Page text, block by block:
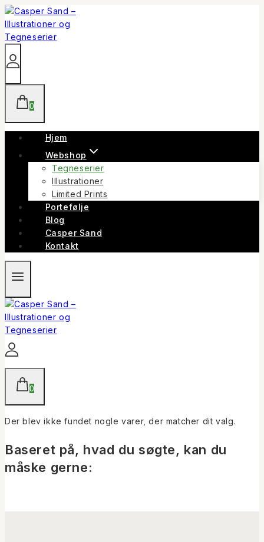
Skip
to
content
0
Hjem
Webshop
Tegneserier
Illustrationer
Limited Prints
Portefølje
Blog
Casper Sand
Kontakt
0
Der blev ikke fundet nogle varer, der matcher dit valg.
Baseret på, hvad du søgte, kan du
måske gerne: